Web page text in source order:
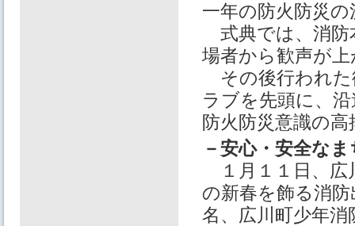
一年の防火防災
式典では、消防
場者から歓声が
その後行われた
ラブを先頭に、
防火防災意識の
－安心・安全な
１月１１日、広
の新春を飾る消
名、広川町少年